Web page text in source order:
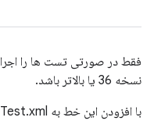
نسخه 36 یا بالاتر باشد.
با افزودن این خط به AndroidTest.xml خود استفاده کنید: